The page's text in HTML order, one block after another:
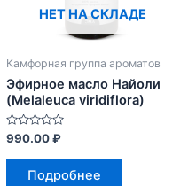
НЕТ НА СКЛАДЕ
Камфорная группа ароматов
Эфирное масло Найоли
(Melaleuca viridiflora)
Оценка
из
990.00₽
Подробнее